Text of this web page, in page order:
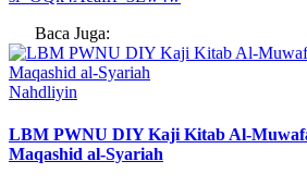
Baca Juga:
Nahdliyin
LBM PWNU DIY Kaji Kitab Al-
Maqashid al-Syariah